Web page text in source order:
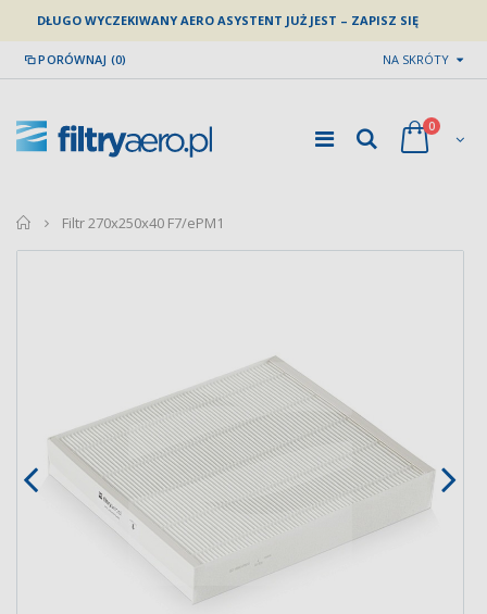
DŁUGO WYCZEKIWANY AERO ASYSTENT JUŻ JEST – ZAPISZ SIĘ
PORÓWNAJ (0) NA SKRÓTY
0
home
Filtr 270x250x40 F7/ePM1